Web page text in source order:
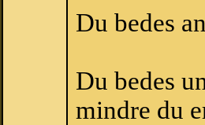
Du bedes
Du bedes
mindre du